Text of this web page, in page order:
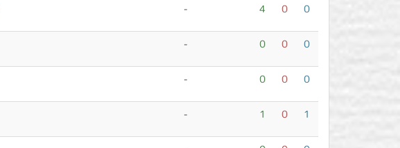
- 4 0 0
- 0 0 0
- 0 0 0
- 1 0 1